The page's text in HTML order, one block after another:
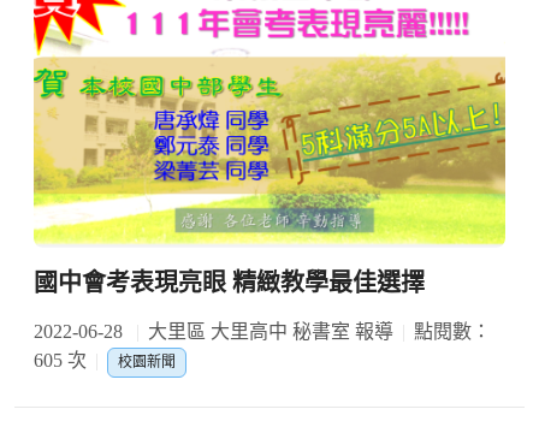
國中會考表現亮眼 精緻教學最佳選擇
2022-06-28 大里區 大里高中 秘書室 報導
點閱數：
605 次
校園新聞